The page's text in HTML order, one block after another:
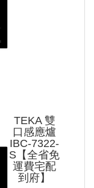
TEKA 雙
口感應爐
IBC-7322-
S【全省免
運費宅配
到府】